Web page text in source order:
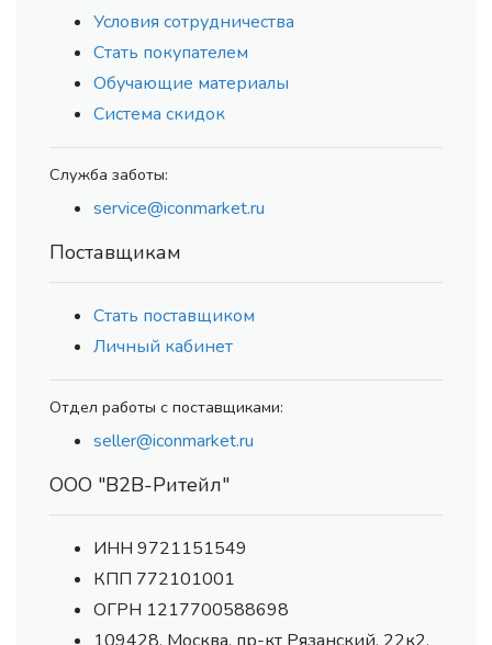
Условия сотрудничества
Стать покупателем
Обучающие материалы
Система скидок
Служба заботы:
service@iconmarket.ru
Поставщикам
Стать поставщиком
Личный кабинет
Отдел работы с поставщиками:
seller@iconmarket.ru
ООО "В2В-Ритейл"
ИНН 9721151549
КПП 772101001
ОГРН 1217700588698